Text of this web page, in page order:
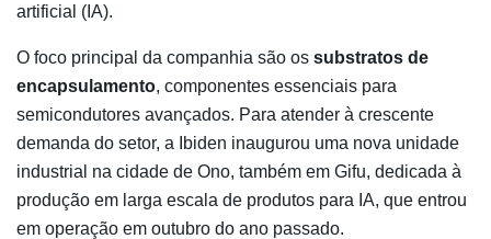
artificial (IA).
O foco principal da companhia são os substratos de
encapsulamento, componentes essenciais para
semicondutores avançados. Para atender à crescente
demanda do setor, a Ibiden inaugurou uma nova unidade
industrial na cidade de Ono, também em Gifu, dedicada à
produção em larga escala de produtos para IA, que entrou
em operação em outubro do ano passado.